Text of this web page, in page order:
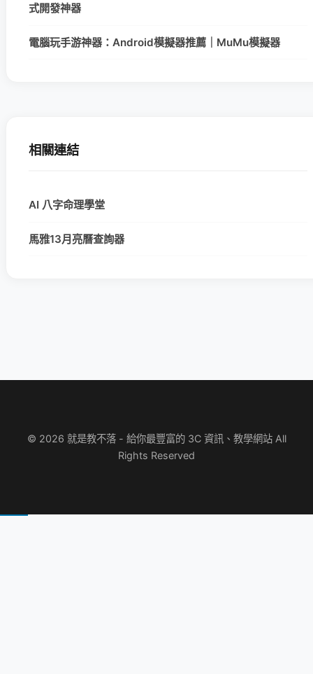
式開發神器
電腦玩手游神器：Android模擬器推薦｜MuMu模擬器
相關連結
AI 八字命理學堂
馬雅13月亮曆查詢器
© 2026 就是教不落 - 給你最豐富的 3C 資訊、教學網站 All
Rights Reserved